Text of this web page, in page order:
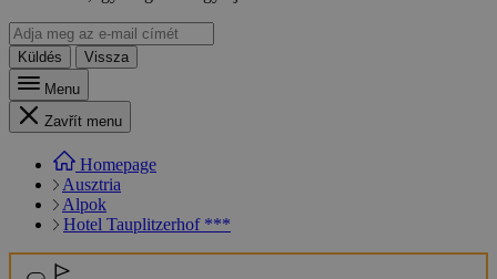
Küldés
Vissza
Menu
Zavřít menu
Homepage
Ausztria
Alpok
Hotel Tauplitzerhof ***